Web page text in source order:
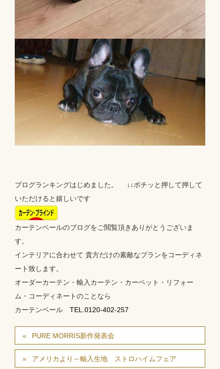
ブログランキングはじめました。 ↓↓ポチッと押して押して
いただけると嬉しいです
カーテンベールのブログをご閲覧頂きありがとうございま
す。
インテリアに合わせて 貴方だけの素敵なプランをコーディネ
ート致します。
オーダーカーテン・輸入カーテン・カーペット・リフォー
ム・コーディネートのことなら
カーテンベール TEL.0120-402-257
PURE MORRIS新作発表会
アメリカより～輸入生地 ストロハイムフェア